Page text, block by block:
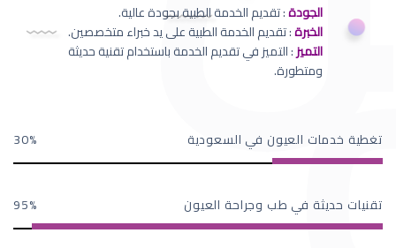
الجودة: تقديم الخدمة الطبية بجودة عالية.
الخبرة: تقديم الخدمة الطبية على يد خبراء متخصصين.
التميز: التميز في تقديم الخدمة باستخدام تقنية حديثة
ومتطورة.
تغطية خدمات العيون في السعودية 30
تقنيات حديثة في طب وجراحة العيون 95